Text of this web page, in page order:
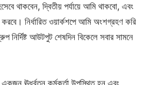
থাকবেন, দ্বিতীয় পর্যায়ে আমি থাকবো, এবং
নির্ধারিত ওয়ার্কশপে আমি অংশগ্রহণ করি
আউটপুট শেষদিন বিকেলে সবার সামনে